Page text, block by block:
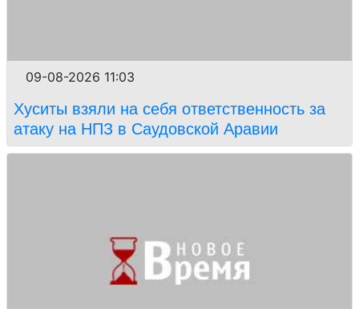
09-08-2026 11:03
Хуситы взяли на себя ответственность за
атаку на НПЗ в Саудовской Аравии